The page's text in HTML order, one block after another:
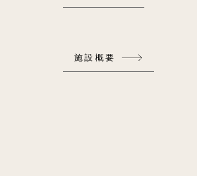
施設概要